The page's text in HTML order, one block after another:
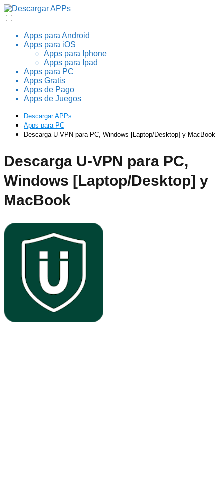
Apps para Android
Apps para iOS
Apps para Iphone
Apps para Ipad
Apps para PC
Apps Gratis
Apps de Pago
Apps de Juegos
Descargar APPs
Apps para PC
Descarga U-VPN para PC, Windows [Laptop/Desktop] y MacBook
Descarga U-VPN para PC,
Windows [Laptop/Desktop] y
MacBook